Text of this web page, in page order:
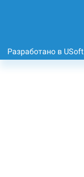
Разработано в USoft